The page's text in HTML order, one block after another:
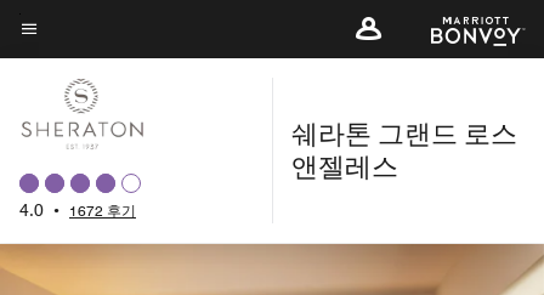
Skip
to
content
메뉴 텍스트
4.0 • 1672 후기
쉐라톤 그랜드 로스
앤젤레스